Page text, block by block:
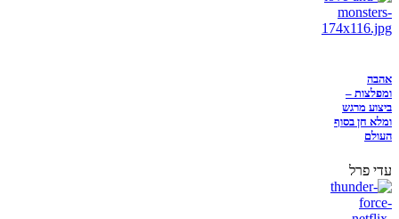
אהבה
ומפלצות –
ביצוע מרגש
ומלא חן בסוף
העולם
עדי פרל